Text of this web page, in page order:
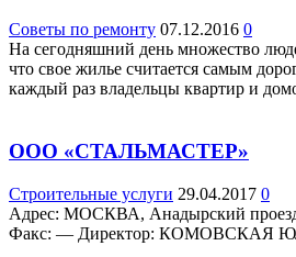
Советы по ремонту 07.12.2016 0
На сегодняшний день множество
что свое жилье считается самым
каждый раз владельцы квартир и
ООО «СТАЛЬМАСТЕР»
Строительные услуги 29.04.2017 0
Адрес: МОСКВА, Анадырский проезд
Факс: — Директор: КОМОВСКАЯ